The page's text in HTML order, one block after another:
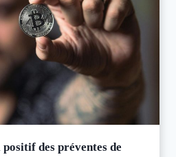
des préventes de